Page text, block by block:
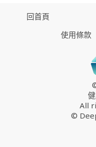
回首頁
使用條款
All
©